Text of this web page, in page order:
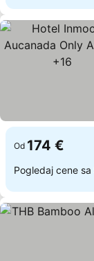
Od 174 €
Pogledaj cene sa